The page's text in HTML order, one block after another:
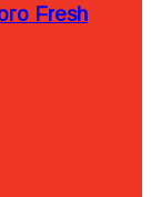
Fresh